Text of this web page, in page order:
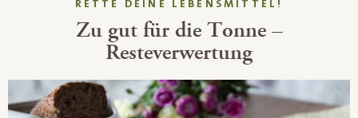
RETTE DEINE LEBENSMITTEL!
Zu gut für die Tonne –
Resteverwertung